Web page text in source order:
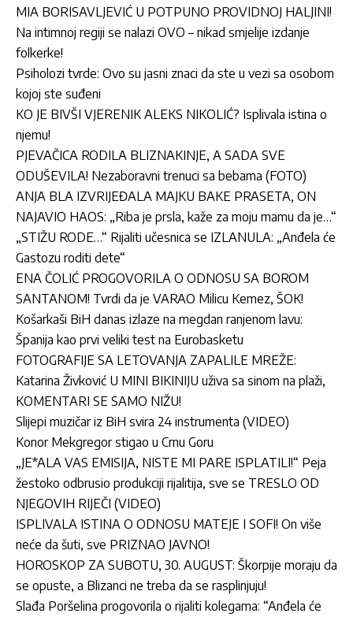
MIA BORISAVLJEVIĆ U POTPUNO PROVIDNOJ HALJINI!
Na intimnoj regiji se nalazi OVO – nikad smjelije izdanje
folkerke!
Psiholozi tvrde: Ovo su jasni znaci da ste u vezi sa osobom
kojoj ste suđeni
KO JE BIVŠI VJERENIK ALEKS NIKOLIĆ? Isplivala istina o
njemu!
PJEVAČICA RODILA BLIZNAKINJE, A SADA SVE
ODUŠEVILA! Nezaboravni trenuci sa bebama (FOTO)
ANJA BLA IZVRIJEĐALA MAJKU BAKE PRASETA, ON
NAJAVIO HAOS: „Riba je prsla, kaže za moju mamu da je…“
„STIŽU RODE…“ Rijaliti učesnica se IZLANULA: „Anđela će
Gastozu roditi dete“
ENA ČOLIĆ PROGOVORILA O ODNOSU SA BOROM
SANTANOM! Tvrdi da je VARAO Milicu Kemez, ŠOK!
Košarkaši BiH danas izlaze na megdan ranjenom lavu:
Španija kao prvi veliki test na Eurobasketu
FOTOGRAFIJE SA LETOVANJA ZAPALILE MREŽE:
Katarina Živković U MINI BIKINIJU uživa sa sinom na plaži,
KOMENTARI SE SAMO NIŽU!
Slijepi muzičar iz BiH svira 24 instrumenta (VIDEO)
Konor Mekgregor stigao u Crnu Goru
„JE*ALA VAS EMISIJA, NISTE MI PARE ISPLATILI!“ Peja
žestoko odbrusio produkciji rijalitija, sve se TRESLO OD
NJEGOVIH RIJEČI (VIDEO)
ISPLIVALA ISTINA O ODNOSU MATEJE I SOFI! On više
neće da šuti, sve PRIZNAO JAVNO!
HOROSKOP ZA SUBOTU, 30. AUGUST: Škorpije moraju da
se opuste, a Blizanci ne treba da se rasplinjuju!
Slađa Poršelina progovorila o rijaliti kolegama: “Anđela će